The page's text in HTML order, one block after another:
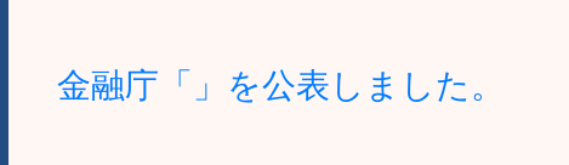
金融庁「」を公表しました。